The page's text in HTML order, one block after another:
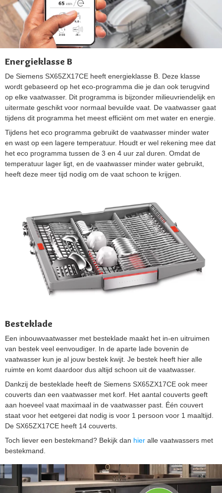
Energieklasse B
De Siemens SX65ZX17CE heeft energieklasse B. Deze klasse
wordt gebaseerd op het eco-programma die je dan ook terugvind
op elke vaatwasser. Dit programma is bijzonder milieuvriendelijk en
uitermate geschikt voor normaal bevuilde vaat. De vaatwasser gaat
tijdens dit programma het meest efficiënt om met water en energie.
Tijdens het eco programma gebruikt de vaatwasser minder water
en wast op een lagere temperatuur. Houdt er wel rekening mee dat
het eco programma tussen de 3 en 4 uur zal duren. Omdat de
temperatuur lager ligt, en de vaatwasser minder water gebruikt,
heeft deze meer tijd nodig om de vaat schoon te krijgen.
Besteklade
Een inbouwvaatwasser met besteklade maakt het in-en uitruimen
van bestek veel eenvoudiger. In de aparte lade bovenin de
vaatwasser kun je al jouw bestek kwijt. Je bestek heeft hier alle
ruimte en komt daardoor dus altijd schoon uit de vaatwasser.
Dankzij de besteklade heeft de Siemens SX65ZX17CE ook meer
couverts dan een vaatwasser met korf. Het aantal couverts geeft
aan hoeveel vaat maximaal in de vaatwasser past. Één couvert
staat voor het eetgerei dat nodig is voor 1 persoon voor 1 maaltijd.
De SX65ZX17CE heeft 14 couverts.
Toch liever een bestekmand? Bekijk dan hier alle vaatwassers met
bestekmand.